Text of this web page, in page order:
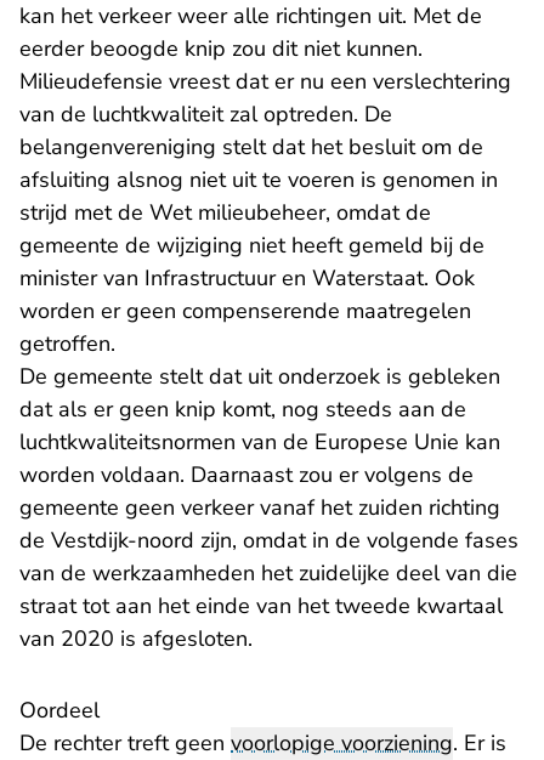
kan het verkeer weer alle richtingen uit. Met de
eerder beoogde knip zou dit niet kunnen.
Milieudefensie vreest dat er nu een verslechtering
van de luchtkwaliteit zal optreden. De
belangenvereniging stelt dat het besluit om de
afsluiting alsnog niet uit te voeren is genomen in
strijd met de Wet milieubeheer, omdat de
gemeente de wijziging niet heeft gemeld bij de
minister van Infrastructuur en Waterstaat. Ook
worden er geen compenserende maatregelen
getroffen.
De gemeente stelt dat uit onderzoek is gebleken
dat als er geen knip komt, nog steeds aan de
luchtkwaliteitsnormen van de Europese Unie kan
worden voldaan. Daarnaast zou er volgens de
gemeente geen verkeer vanaf het zuiden richting
de Vestdijk-noord zijn, omdat in de volgende fases
van de werkzaamheden het zuidelijke deel van die
straat tot aan het einde van het tweede kwartaal
van 2020 is afgesloten.
Oordeel
De rechter treft geen voorlopige voorziening. Er is